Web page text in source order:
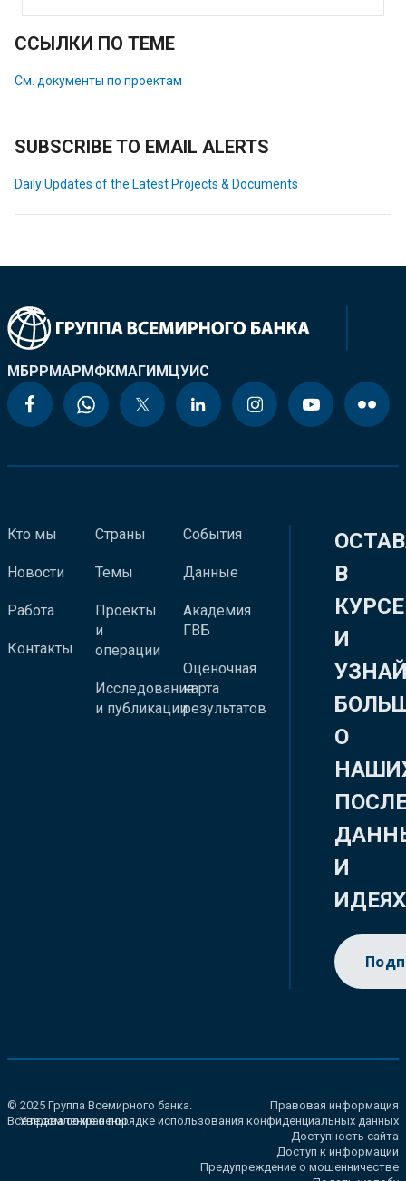
ССЫЛКИ ПО ТЕМЕ
См. документы по проектам
SUBSCRIBE TO EMAIL ALERTS
Daily Updates of the Latest Projects & Documents
МБРРМАРМФКМАГИМЦУИС
Кто мы
Новости
Работа
Контакты
Страны
Темы
Проекты
и
операции
Исследования
и публикации
События
Данные
Академия
ГВБ
Оценочная
карта
результатов
В
КУРСЕ
И
О
И
ИДЕЯХ
© 2025 Группа Всемирного банка.
Все права сохранены.
Правовая информация
Уведомление о порядке использования конфиденциальных данных
Доступность сайта
Доступ к информации
Предупреждение о мошенничестве